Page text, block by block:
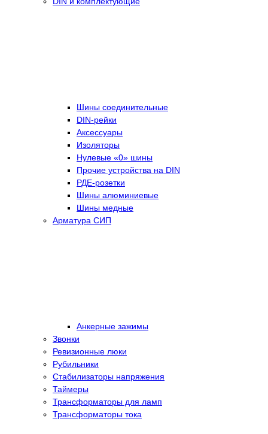
Шины соединительные
DIN-рейки
Аксессуары
Изоляторы
Нулевые «0» шины
Прочие устройства на DIN
РДЕ-розетки
Шины алюминиевые
Шины медные
Арматура СИП
Анкерные зажимы
Звонки
Ревизионные люки
Рубильники
Стабилизаторы напряжения
Таймеры
Трансформаторы для ламп
Трансформаторы тока